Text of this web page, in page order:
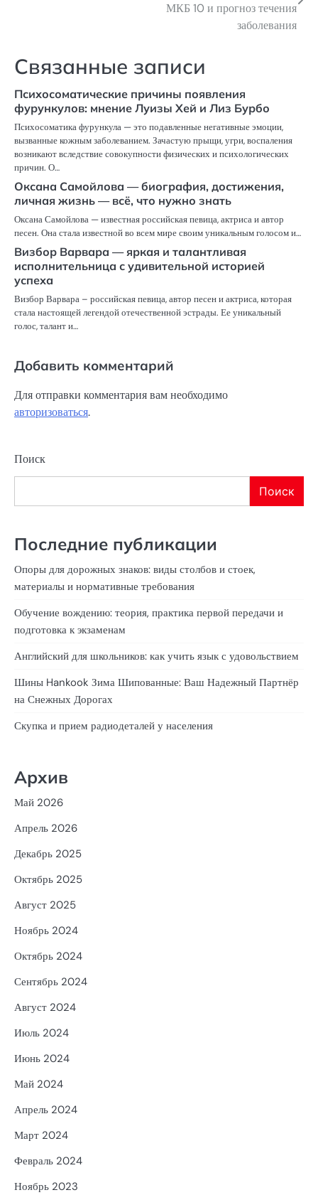
МКБ 10 и прогноз течения
заболевания
Связанные записи
Психосоматические причины появления
фурункулов: мнение Луизы Хей и Лиз Бурбо
Психосоматика фурункула — это подавленные негативные эмоции,
вызванные кожным заболеванием. Зачастую прыщи, угри, воспаления
возникают вследствие совокупности физических и психологических
причин. О…
Оксана Самойлова — биография, достижения,
личная жизнь — всё, что нужно знать
Оксана Самойлова — известная российская певица, актриса и автор
песен. Она стала известной во всем мире своим уникальным голосом и…
Визбор Варвара — яркая и талантливая
исполнительница с удивительной историей
успеха
Визбор Варвара – российская певица, автор песен и актриса, которая
стала настоящей легендой отечественной эстрады. Ее уникальный
голос, талант и…
Добавить комментарий
Для отправки комментария вам необходимо
авторизоваться.
Поиск
Поиск
Последние публикации
Опоры для дорожных знаков: виды столбов и стоек,
материалы и нормативные требования
Обучение вождению: теория, практика первой передачи и
подготовка к экзаменам
Английский для школьников: как учить язык с удовольствием
Шины Hankook Зима Шипованные: Ваш Надежный Партнёр
на Снежных Дорогах
Скупка и прием радиодеталей у населения
Архив
Май 2026
Апрель 2026
Декабрь 2025
Октябрь 2025
Август 2025
Ноябрь 2024
Октябрь 2024
Сентябрь 2024
Август 2024
Июль 2024
Июнь 2024
Май 2024
Апрель 2024
Март 2024
Февраль 2024
Ноябрь 2023